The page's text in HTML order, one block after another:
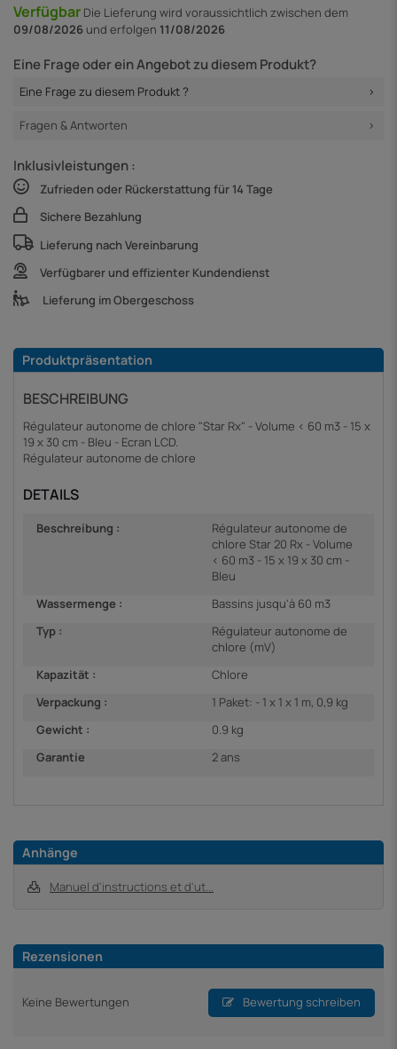
Verfügbar Die Lieferung wird voraussichtlich zwischen dem
09/08/2026 und erfolgen 11/08/2026
Eine Frage oder ein Angebot zu diesem Produkt?
Eine Frage zu diesem Produkt ?
Fragen & Antworten
Inklusivleistungen :
Zufrieden oder Rückerstattung für 14 Tage
Sichere Bezahlung
Lieferung nach Vereinbarung
Verfügbarer und effizienter Kundendienst
Lieferung im Obergeschoss
Produktpräsentation
BESCHREIBUNG
Régulateur autonome de chlore "Star Rx" - Volume < 60 m3 - 15 x
19 x 30 cm - Bleu - Ecran LCD.
Régulateur autonome de chlore
DETAILS
Beschreibung :
Régulateur autonome de
chlore Star 20 Rx - Volume
< 60 m3 - 15 x 19 x 30 cm -
Bleu
Wassermenge :
Bassins jusqu'à 60 m3
Typ :
Régulateur autonome de
chlore (mV)
Kapazität :
Chlore
Verpackung :
1 Paket: - 1 x 1 x 1 m, 0,9 kg
Gewicht :
0.9 kg
Garantie
2 ans
Anhänge
Manuel d'instructions et d'ut...
Rezensionen
Keine Bewertungen Bewertung schreiben